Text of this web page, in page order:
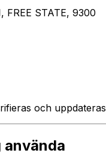
FREE STATE, 9300
och
använda